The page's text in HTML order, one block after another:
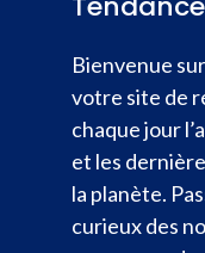
Bienvenue
votre site de
chaque jour
et les
la planète.
curieux des